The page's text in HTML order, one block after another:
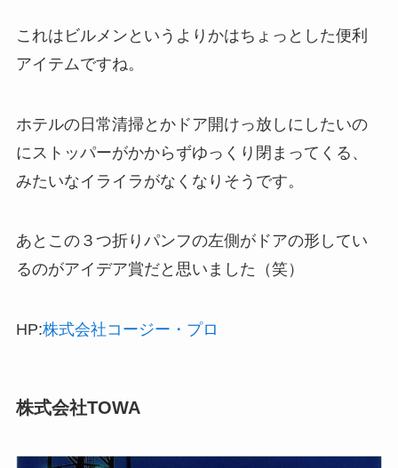
これはビルメンというよりかはちょっとした便利
アイテムですね。
ホテルの日常清掃とかドア開けっ放しにしたいの
にストッパーがかからずゆっくり閉まってくる、
みたいなイライラがなくなりそうです。
あとこの３つ折りパンフの左側がドアの形してい
るのがアイデア賞だと思いました（笑）
HP:株式会社コージー・プロ
株式会社TOWA